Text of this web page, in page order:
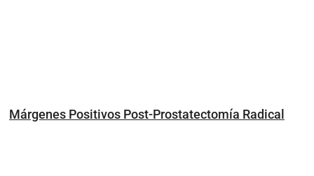
Márgenes Positivos Post-Prostatectomía Radical